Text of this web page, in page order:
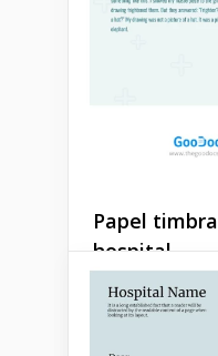
Papel
hospital
Não é muito
o timbre certo